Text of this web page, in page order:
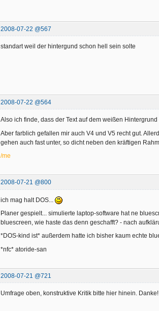
2008-07-22 @567
standart weil der hintergund schon hell sein solte
2008-07-22 @564
Also ich finde, dass der Text auf dem weißen
Aber farblich gefallen mir auch V4 und V5 recht gut.
gehen auch fast unter, so dicht neben den kräftigen
/me
2008-07-21 @800
ich mag halt DOS...
Planer gespielt... simulierte laptop-software hat ne
bluescreen, wie haste das denn geschafft? - nach
*DOS-kind ist* außerdem hatte ich bisher kaum echte
*nfc* atoride-san
2008-07-21 @721
Umfrage oben, konstruktive Kritik bitte hier hinein. Danke!